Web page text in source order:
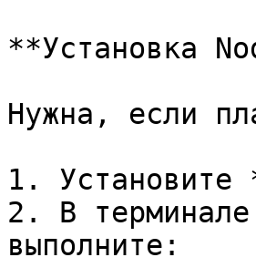
**Установка
Нужна, если
1.
2. В
выполните: